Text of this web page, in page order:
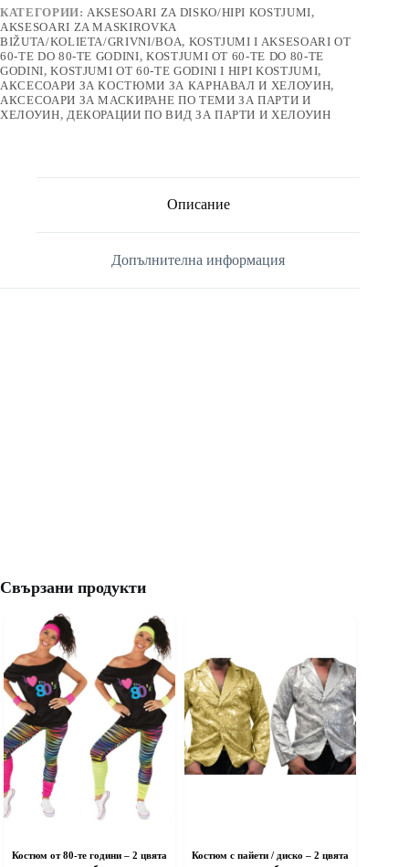
КАТЕГОРИИ: AKSESOARI ZA DISKO/HIPI KOSTJUMI,
AKSESOARI ZA MASKIROVKA
BIŽUTA/KOLIETA/GRIVNI/BOA, KOSTJUMI I AKSESOARI OT
60-TE DO 80-TE GODINI, KOSTJUMI OT 60-TE DO 80-TE
GODINI,KOSTJUMI OT 60-TE GODINI I HIPI KOSTJUMI,
АКСЕСОАРИ ЗА КОСТЮМИ ЗА КАРНАВАЛ И ХЕЛОУИН,
АКСЕСОАРИ ЗА МАСКИРАНЕ ПО ТЕМИ ЗА ПАРТИ И
ХЕЛОУИН, ДЕКОРАЦИИ ПО ВИД ЗА ПАРТИ И ХЕЛОУИН
Описание
Допълнителна информация
Свързани продукти
Костюм от 80-те години – 2 цвята
Костюм с пайети / диско – 2 цвята